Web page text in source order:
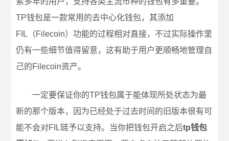
TP钱包是一款常用的去中心化钱包，其添加
FIL（Filecoin）功能的过程相对直接，不过实际操作里
仍有一些细节值得留意，这有助于用户更顺畅地管理自
己的Filecoin资产。
一定要保证你的TP钱包属于能体现所处状态为最
新的那个版本，因为已经处于过去时间的旧版本很有可
能不会对FIL链予以支持。当你把钱包开启之后tp钱包